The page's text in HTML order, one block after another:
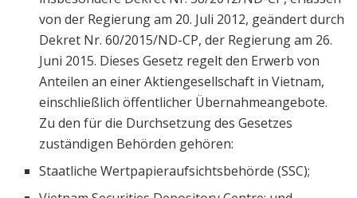
von der Regierung am 20. Juli 2012, geändert durch
Dekret Nr. 60/2015/ND-CP, der Regierung am 26.
Juni 2015. Dieses Gesetz regelt den Erwerb von
Anteilen an einer Aktiengesellschaft in Vietnam,
einschließlich öffentlicher Übernahmeangebote.
Zu den für die Durchsetzung des Gesetzes
zuständigen Behörden gehören:
Staatliche Wertpapieraufsichtsbehörde (SSC);